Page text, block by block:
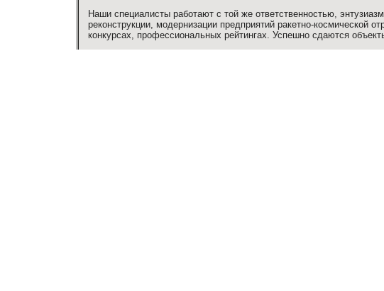
Наши специалисты работают с той же ответственностью,
реконструкции, модернизации предприятий ракетно-космической
конкурсах, профессиональных рейтингах. Успешно сдаются